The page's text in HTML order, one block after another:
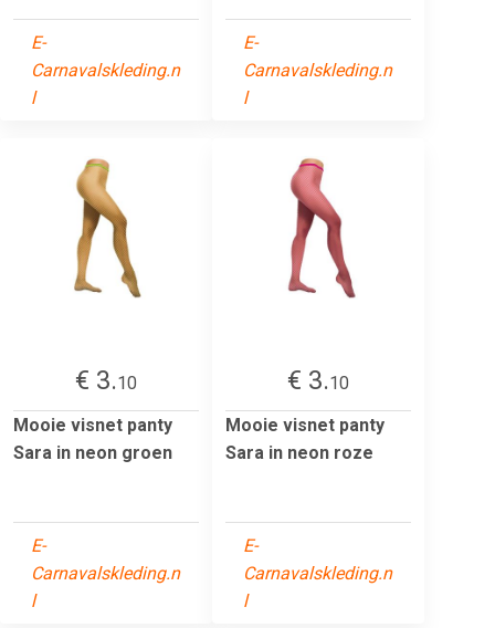
E-
Carnavalskleding.n
l
E-
Carnavalskleding.n
l
€ 3.10
Mooie visnet panty
Sara in neon groen
E-
Carnavalskleding.n
l
€ 3.10
Mooie visnet panty
Sara in neon roze
E-
Carnavalskleding.n
l